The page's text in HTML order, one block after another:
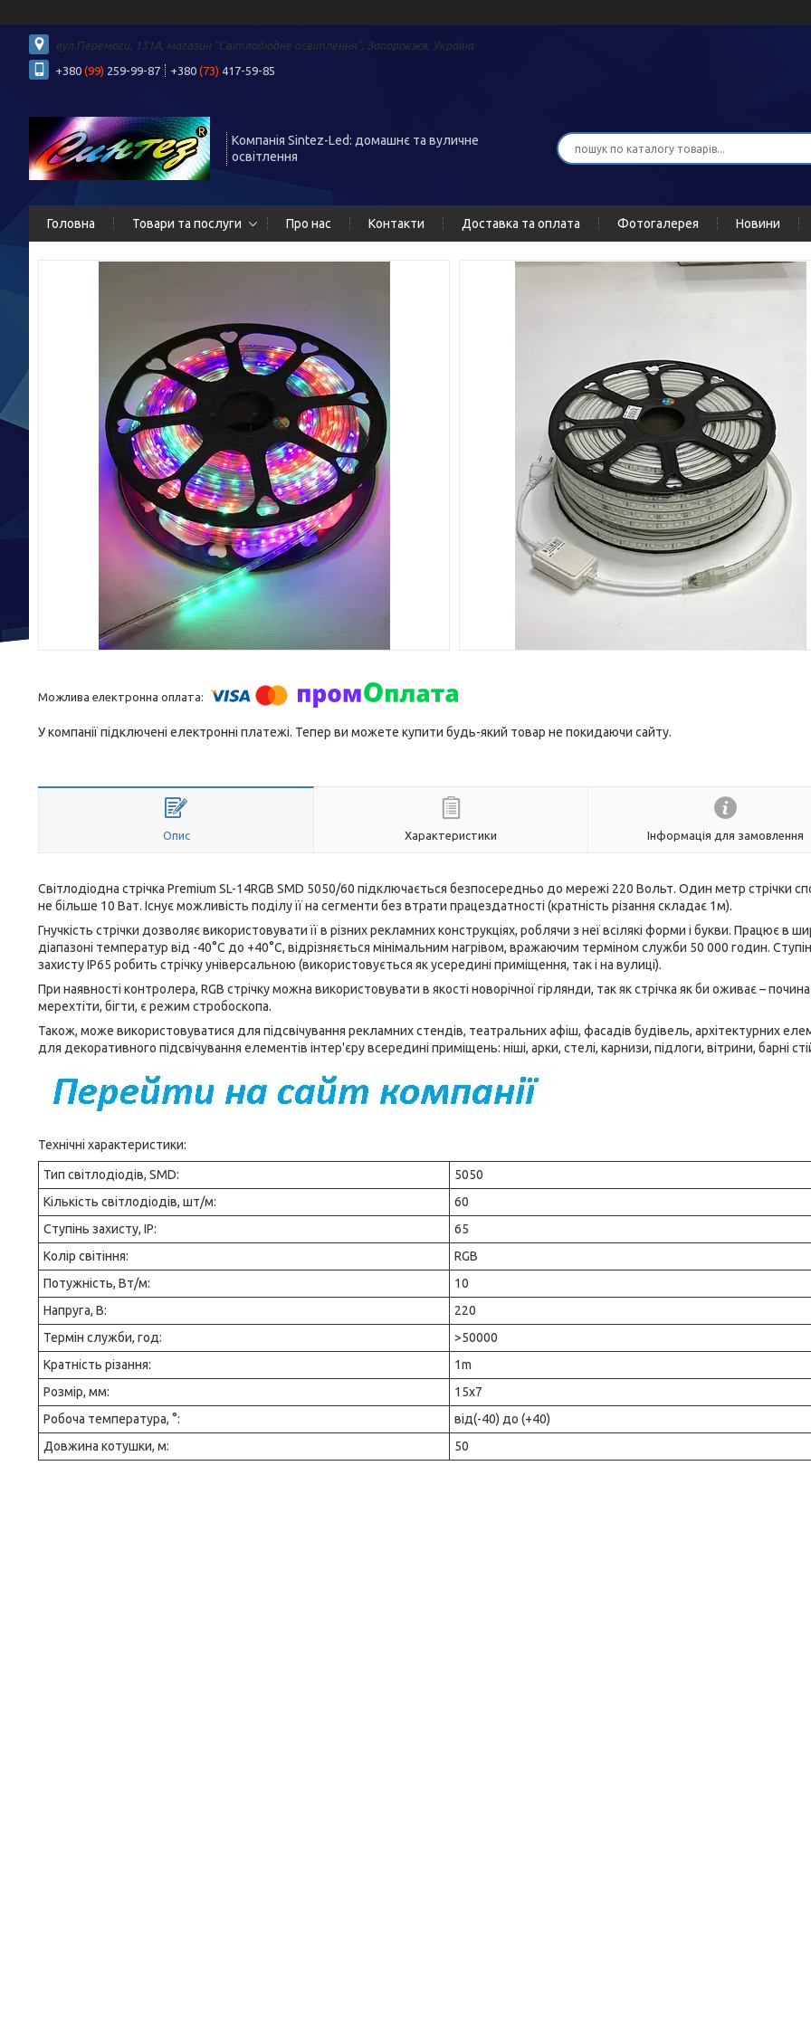
вул.Перемоги, 131А, магазин "Світлодіодне освітлення", Запоріжжя, Україна
+380 (99) 259-99-87 +380 (73) 417-59-85
Компанія Sintez-Led: домашнє та вуличне
освітлення
Головна Товари та послуги Про нас Контакти Доставка та оплата Фотогалерея Новини
У компанії підключені електронні платежі. Тепер ви можете купити будь-який товар не покидаючи сайту.
Опис Характеристики Інформація для замовлення
Світлодіодна стрічка Premium SL-14RGB SMD 5050/60 підключається безпосередньо до мережі 220 Вольт. Один метр стрічки
не більше 10 Ват. Існує можливість поділу її на сегменти без втрати працездатності (кратність різання складає 1м).
Гнучкість стрічки дозволяє використовувати її в різних рекламних конструкціях, роблячи з неї всілякі форми і букви. Працює в
діапазоні температур від -40°С до +40°С, відрізняється мінімальним нагрівом, вражаючим терміном служби 50 000 годин.
захисту IP65 робить стрічку універсальною (використовується як усередині приміщення, так і на вулиці).
При наявності контролера, RGB стрічку можна використовувати в якості новорічної гірлянди, так як стрічка як би оживає –
мерехтіти, бігти, є режим стробоскопа.
Також, може використовуватися для підсвічування рекламних стендів, театральних афіш, фасадів будівель, архітектурних
для декоративного підсвічування елементів інтер'єру всередині приміщень: ніші, арки, стелі, карнизи, підлоги, вітрини, барні
Технічні характеристики:
Тип світлодіодів, SMD:
5050
Кількість світлодіодів, шт/м:
60
Ступінь захисту, IP:
65
Колір світіння:
RGB
Потужність, Вт/м:
10
Напруга, В:
220
Термін служби, год:
>50000
Кратність різання:
1m
Розмір, мм:
15х7
Робоча температура, °:
від(-40) до (+40)
Довжина котушки, м:
50